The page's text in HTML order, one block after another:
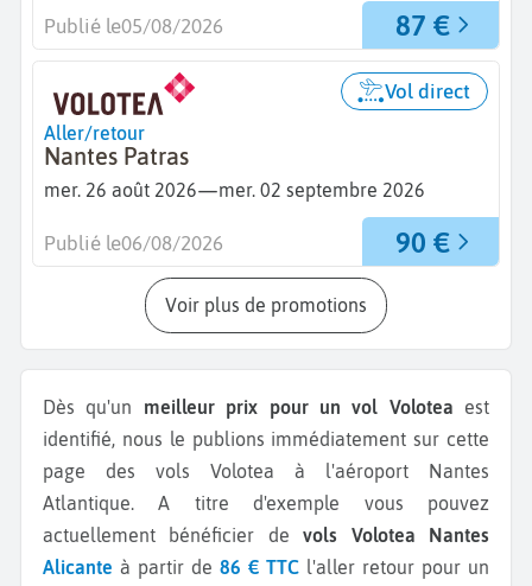
87 €
Publié le05/08/2026
Aller/retour
Nantes Patras
mer. 26 août 2026—mer. 02 septembre 2026
Vol direct
90 €
Publié le06/08/2026
Voir plus de promotions
Dès qu'un meilleur prix pour un vol Volotea est
identifié, nous le publions immédiatement sur cette
page des vols Volotea à l'aéroport Nantes
Atlantique.A titre d'exemple vous pouvez
actuellement bénéficier devols Volotea Nantes
Alicante à partir de 86 € TTC l'aller retour pour un